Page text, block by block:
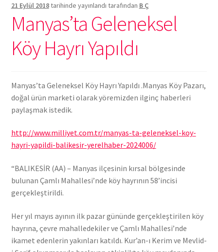
21 Eylül 2018tarihinde yayınlandı tarafından B Ç
Manyas’ta Geleneksel
Köy Hayrı Yapıldı
Manyas’ta Geleneksel Köy Hayrı Yapıldı .Manyas Köy Pazarı,
doğal ürün marketi olarak yöremizden ilginç haberleri
paylaşmak istedik.
http://www.milliyet.com.tr/manyas-ta-geleneksel-koy-
hayri-yapildi-balikesir-yerelhaber-2024006/
“BALIKESİR (AA) – Manyas ilçesinin kırsal bölgesinde
bulunan Çamlı Mahallesi’nde köy hayrının 58’incisi
gerçekleştirildi.
Her yıl mayıs ayının ilk pazar gününde gerçekleştirilen köy
hayrına, çevre mahalledekiler ve Çamlı Mahallesi’nde
ikamet edenlerin yakınları katıldı. Kur’an-ı Kerim ve Mevlid-